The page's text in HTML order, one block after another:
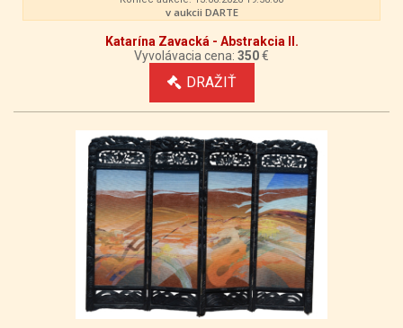
v aukcii DARTE
Katarína Zavacká - Abstrakcia II.
Vyvolávacia cena: 350€
DRAŽIŤ